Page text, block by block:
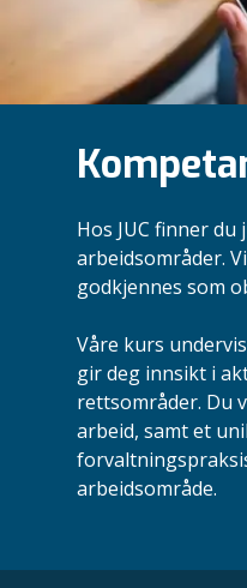
Hos JUC finner
arbeidsområder.
godkjennes som
Våre kurs
gir deg innsikt i
rettsområder. Du
arbeid, samt et
arbeidsområde.